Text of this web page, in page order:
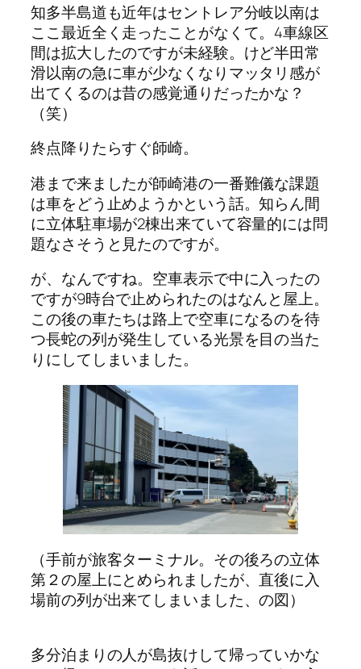
知多半島道も近年はセントレア分岐以南は
ここ最近全く走ったことがなくて。4車線区
間は拡大したのですが未経験。けど半田常
滑以南の急に車が少なくなりマッタリ感が
出てくるのは昔の感覚通りだったかな？
（笑）
終点降りたらすぐ師崎。
港まで来ましたが師崎港の一番難儀な課題
は車をどう止めようかという話。知らん間
に立体駐車場が2棟出来ていて容量的には問
題なさそうと見たのですが。
が、なんですね。空車表示で中に入ったの
ですが9時台で止められたのはなんと屋上。
この後の車たちは路上で空車になるのを待
つ長蛇の列が発生している光景を目の当た
りにしてしまいました。
（手前が旅客ターミナル。その後ろの立体
第２の屋上にとめられましたが、直後に入
場前の列が出来てしまいました、の図）
多分泊まりの人が島抜けして帰っていかな